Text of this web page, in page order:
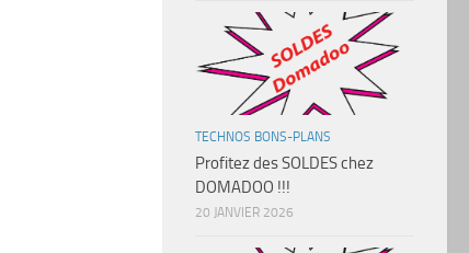
TECHNOS BONS-PLANS
Profitez des SOLDES chez
DOMADOO !!!
20 JANVIER 2026